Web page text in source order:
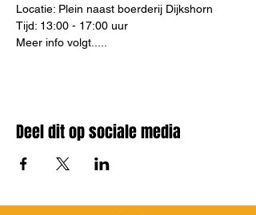
Locatie: Plein naast boerderij Dijkshorn
Tijd: 13:00 - 17:00 uur
Meer info volgt.....
Deel dit op sociale media